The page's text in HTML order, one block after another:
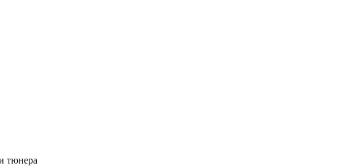
тюнера